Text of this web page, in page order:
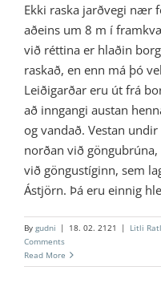
Ekki raska jarðvegi nær
aðeins um 8 m í
við réttina er hlaðin
raskað, en enn má þó
Leiðigarðar eru út frá
að inngangi austan
og vandað. Vestan
norðan við
við göngustíginn, sem
Ástjörn. Þá eru einnig
By gudni | 18. 02. 2121 | Litli
Comments
Read More